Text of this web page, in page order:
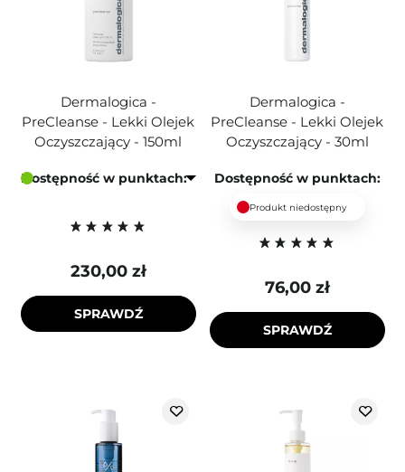
Dermalogica -
PreCleanse - Lekki Olejek
Oczyszczający - 150ml
Dostępność w punktach:
230,00 zł
SPRAWDŹ
Dermalogica -
PreCleanse - Lekki Olejek
Oczyszczający - 30ml
Dostępność w punktach:
Produkt niedostępny
76,00 zł
SPRAWDŹ